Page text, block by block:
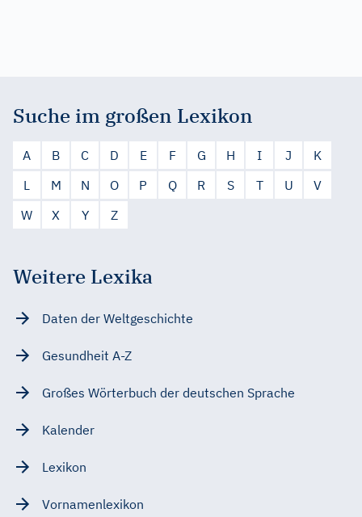
Suche im großen Lexikon
A B C D E F G H I J
K
L
M N O P Q R S T U
V
W
X Y Z
Weitere Lexika
Daten der Weltgeschichte
Gesundheit A-Z
Großes Wörterbuch der deutschen Sprache
Kalender
Lexikon
Vornamenlexikon